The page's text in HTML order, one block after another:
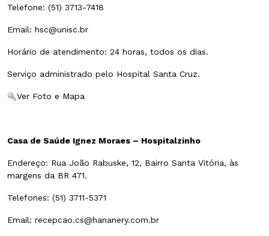
Telefone: (51) 3713-7418
Email: hsc@unisc.br
Horário de atendimento: 24 horas, todos os dias.
Serviço administrado pelo Hospital Santa Cruz.
Ver Foto e Mapa
Casa de Saúde Ignez Moraes – Hospitalzinho
Endereço: Rua João Rabuske, 12, Bairro Santa Vitória, às
margens da BR 471.
Telefones: (51) 3711-5371
Email: recepcao.cs@hananery.com.br